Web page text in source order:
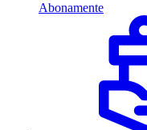
Abonamente